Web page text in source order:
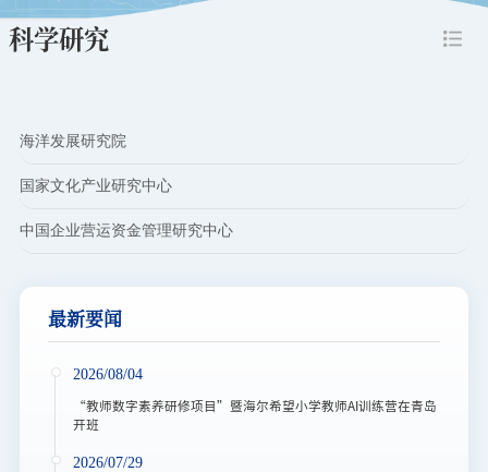
科学研究
合作交流
图书档案
通知公告
校园服务
信息门户 校内通知 学校新闻
邮件系统
信息服务
校园VR
访客 适老 访问旧版
科学研究
海洋发展研究院
国家文化产业研究中心
中国企业营运资金管理研究中心
最新要闻
2026/08/04
“教师数字素养研修项目”暨海尔希望小学教师AI训练营在青岛
开班
2026/07/29